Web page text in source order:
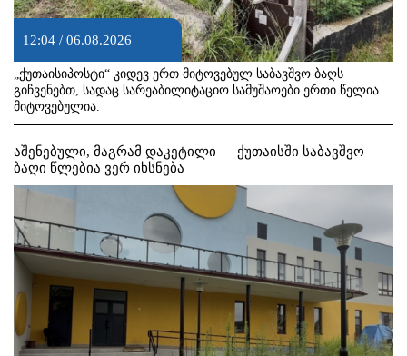
12:04 / 06.08.2026
„ქუთაისიპოსტი“ კიდევ ერთ მიტოვებულ საბავშვო ბაღს
გიჩვენებთ, სადაც სარეაბილიტაციო სამუშაოები ერთი წელია
მიტოვებულია.
აშენებული, მაგრამ დაკეტილი — ქუთაისში საბავშვო
ბაღი წლებია ვერ იხსნება